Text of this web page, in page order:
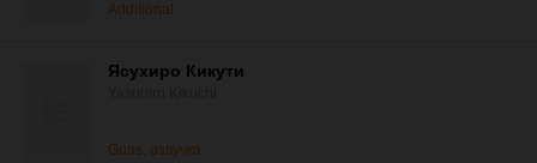
Additional
Ясухиро Кикути
Guas, озвучка